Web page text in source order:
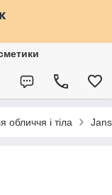
обличчя і тіла